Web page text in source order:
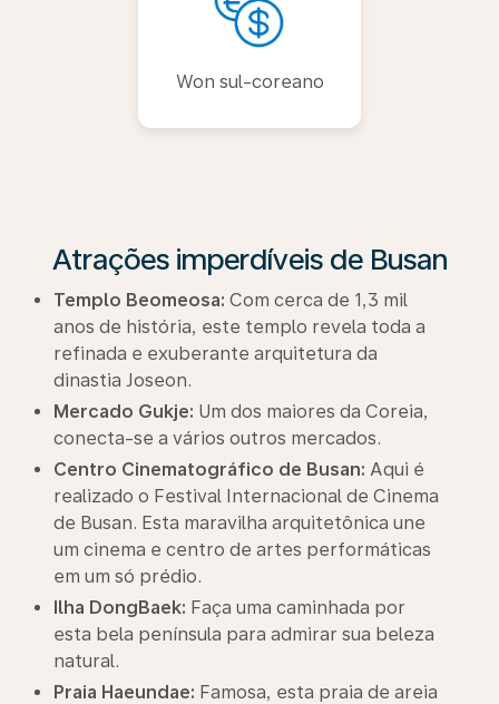
Won sul-coreano
Atrações imperdíveis de Busan
Templo Beomeosa: Com cerca de 1,3 mil
anos de história, este templo revela toda a
refinada e exuberante arquitetura da
dinastia Joseon.
Mercado Gukje: Um dos maiores da Coreia,
conecta-se a vários outros mercados.
Centro Cinematográfico de Busan: Aqui é
realizado o Festival Internacional de Cinema
de Busan. Esta maravilha arquitetônica une
um cinema e centro de artes performáticas
em um só prédio.
Ilha DongBaek: Faça uma caminhada por
esta bela península para admirar sua beleza
natural.
Praia Haeundae: Famosa, esta praia de areia